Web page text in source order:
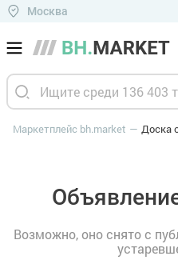
Москва
Маркетплейс bh.market Доска
Возможно, оно снято с